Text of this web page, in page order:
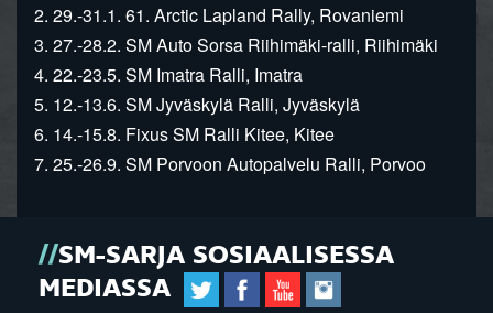
2. 29.-31.1. 61. Arctic Lapland Rally, Rovaniemi
3. 27.-28.2. SM Auto Sorsa Riihimäki-ralli, Riihimäki
4. 22.-23.5. SM Imatra Ralli, Imatra
5. 12.-13.6. SM Jyväskylä Ralli, Jyväskylä
6. 14.-15.8. Fixus SM Ralli Kitee, Kitee
7. 25.-26.9. SM Porvoon Autopalvelu Ralli, Porvoo
SM-SARJA SOSIAALISESSA
MEDIASSA